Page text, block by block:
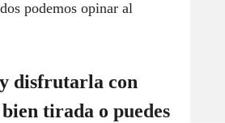
podemos opinar al
disfrutarla con
bien tirada o puedes